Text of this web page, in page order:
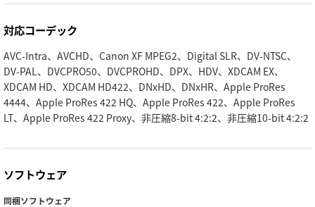
対応コーデック
AVC-Intra、AVCHD、Canon XF MPEG2、Digital SLR、DV-NTSC、
DV-PAL、DVCPRO50、DVCPROHD、DPX、HDV、XDCAM EX、
XDCAM HD、XDCAM HD422、DNxHD、DNxHR、Apple ProRes
4444、Apple ProRes 422 HQ、Apple ProRes 422、Apple ProRes
LT、Apple ProRes 422 Proxy、非圧縮8-bit 4:2:2、非圧縮10-bit 4:2:2
ソフトウェア
同梱ソフトウェア